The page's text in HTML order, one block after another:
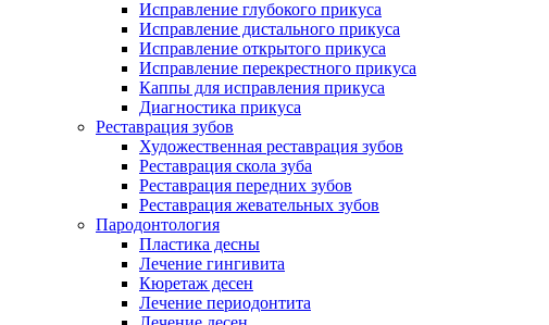
Исправление глубокого прикуса
Исправление дистального прикуса
Исправление открытого прикуса
Исправление перекрестного прикуса
Каппы для исправления прикуса
Диагностика прикуса
Реставрация зубов
Художественная реставрация зубов
Реставрация скола зуба
Реставрация передних зубов
Реставрация жевательных зубов
Пародонтология
Пластика десны
Лечение гингивита
Кюретаж десен
Лечение периодонтита